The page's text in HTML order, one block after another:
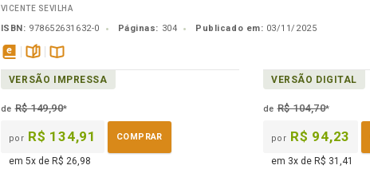
VICENTE SEVILHA
ISBN: 978652631632-0 Páginas: 304 Publicado em: 03/11/2025
disponível
em
páginasDisponível
na
VERSÃO IMPRESSA
deR$ 149,90*
por R$ 134,91 COMPRAR
em 5x de R$ 26,98
VERSÃO DIGITAL
deR$ 104,70*
por R$ 94,23
em 3x de R$ 31,41